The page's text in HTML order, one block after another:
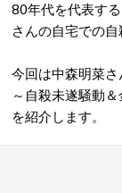
80年代を代表す
さんの自宅での自
今回は中森明菜
～自殺未遂騒動
を紹介します。